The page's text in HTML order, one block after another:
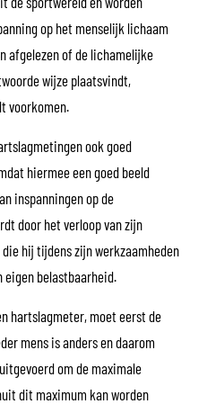
op het menselijk lichaam
afgelezen of de lichamelijke
wijze plaatsvindt,
voorkomen.
ook goed
hiermee een goed beeld
inspanningen op de
door het verloop van zijn
hij tijdens zijn werkzaamheden
belastbaarheid.
hartslagmeter, moet eerst de
mens is anders en daarom
om de maximale
dit maximum kan worden